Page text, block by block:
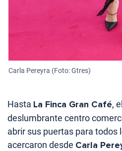
Carla Pereyra (Foto: Gtres)
Hasta La Finca Gran Café,
deslumbrante centro
abrir sus puertas para todos
acercaron desde Carla